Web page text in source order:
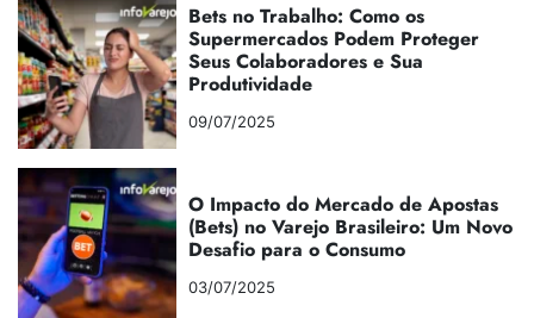
Bets no Trabalho: Como os
Supermercados Podem Proteger
Seus Colaboradores e Sua
Produtividade
09/07/2025
O Impacto do Mercado de Apostas
(Bets) no Varejo Brasileiro: Um Novo
Desafio para o Consumo
03/07/2025